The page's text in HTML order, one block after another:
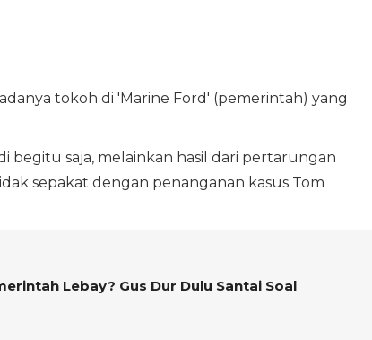
tokoh di 'Marine Ford' (pemerintah) yang
begitu saja, melainkan hasil dari pertarungan
sepakat dengan penanganan kasus Tom
Lebay? Gus Dur Dulu Santai Soal